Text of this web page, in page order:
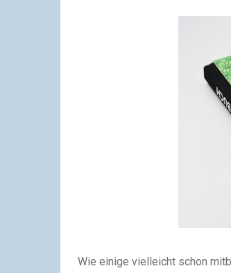
Wie einige vielleicht schon